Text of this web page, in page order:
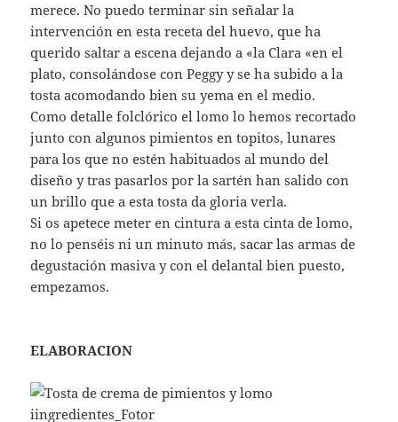
merece. No puedo terminar sin señalar la
intervención en esta receta del huevo, que ha
querido saltar a escena dejando a «la Clara «en el
plato, consolándose con Peggy y se ha subido a la
tosta acomodando bien su yema en el medio.
Como detalle folclórico el lomo lo hemos recortado
junto con algunos pimientos en topitos, lunares
para los que no estén habituados al mundo del
diseño y tras pasarlos por la sartén han salido con
un brillo que a esta tosta da gloria verla.
Si os apetece meter en cintura a esta cinta de lomo,
no lo penséis ni un minuto más, sacar las armas de
degustación masiva y con el delantal bien puesto,
empezamos.
ELABORACION